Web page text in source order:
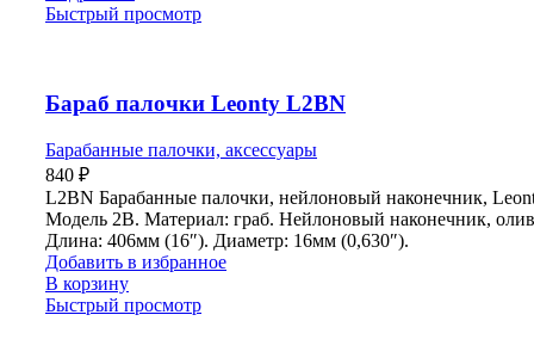
Быстрый просмотр
Бараб палочки Leonty L2BN
Барабанные палочки, аксессуары
840 ₽
L2BN Барабанные палочки, нейлоновый наконечник,
Модель 2B. Материал: граб. Нейлоновый наконечник,
Длина: 406мм (16″). Диаметр: 16мм (0,630″).
Добавить в избранное
В корзину
Быстрый просмотр